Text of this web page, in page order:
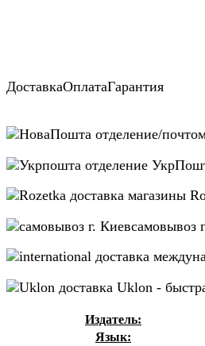
ДоставкаОплатаГарантия
отделение/
отделение
магазины
самовывоз
Uklon -
Издатель:
Язык: